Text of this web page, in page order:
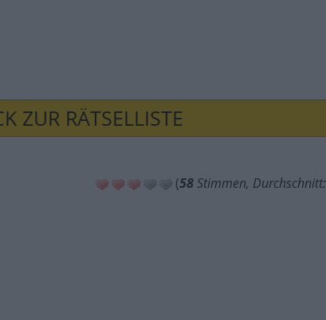
ZUR RÄTSELLISTE
(58Stimmen, Durchschnitt: